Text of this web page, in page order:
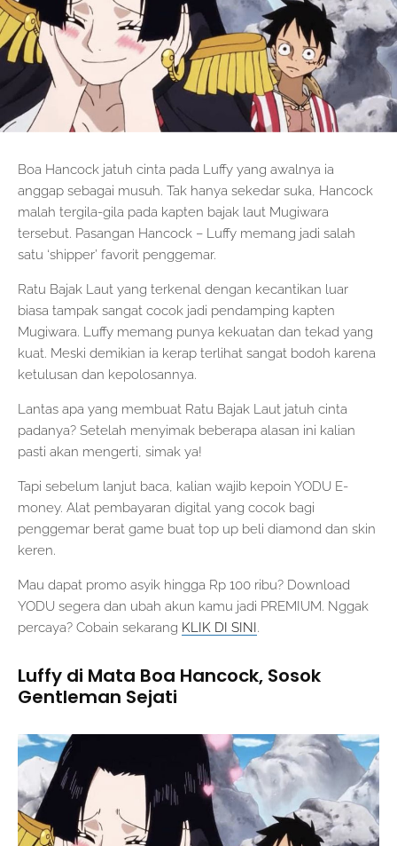
Boa Hancock jatuh cinta pada Luffy yang awalnya ia
anggap sebagai musuh. Tak hanya sekedar suka, Hancock
malah tergila-gila pada kapten bajak laut Mugiwara
tersebut. Pasangan Hancock – Luffy memang jadi salah
satu ‘shipper’ favorit penggemar.
Ratu Bajak Laut yang terkenal dengan kecantikan luar
biasa tampak sangat cocok jadi pendamping kapten
Mugiwara. Luffy memang punya kekuatan dan tekad yang
kuat. Meski demikian ia kerap terlihat sangat bodoh karena
ketulusan dan kepolosannya.
Lantas apa yang membuat Ratu Bajak Laut jatuh cinta
padanya? Setelah menyimak beberapa alasan ini kalian
pasti akan mengerti, simak ya!
Tapi sebelum lanjut baca, kalian wajib kepoin YODU E-
money. Alat pembayaran digital yang cocok bagi
penggemar berat game buat top up beli diamond dan skin
keren.
Mau dapat promo asyik hingga Rp 100 ribu? Download
YODU segera dan ubah akun kamu jadi PREMIUM. Nggak
percaya? Cobain sekarang KLIK DI SINI.
Luffy di Mata Boa Hancock, Sosok
Gentleman Sejati